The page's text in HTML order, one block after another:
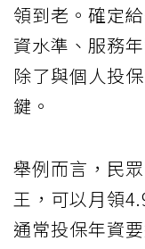
領到老。確定
資水準、服務
除了與個人投
鍵。
舉例而言，民
王，可以月領
通常投保年資